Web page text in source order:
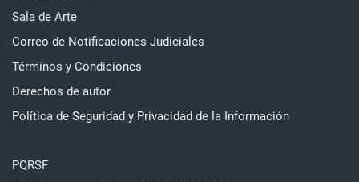
Sala de Arte
Correo de Notificaciones Judiciales
Términos y Condiciones
Derechos de autor
Política de Seguridad y Privacidad de la Información
PQRSF